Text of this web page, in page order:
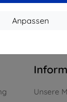
Anpassen
Unsere